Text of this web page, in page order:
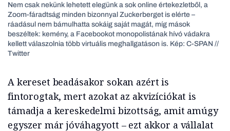
Nem csak nekünk lehetett elegünk a sok online értekezletből, a
Zoom-fáradtság minden bizonnyal Zuckerberget is elérte –
ráadásul nem bámulhatta sokáig saját magát, míg mások
beszéltek: kemény, a Facebookot monopolistának hívó vádakra
kellett válaszolnia több virtuális meghallgatáson is. Kép: C-SPAN //
Twitter
A kereset beadásakor sokan azért is
fintorogtak, mert azokat az akvizíciókat is
támadja a kereskedelmi bizottság, amit amúgy
egyszer már jóváhagyott – ezt akkor a vállalat